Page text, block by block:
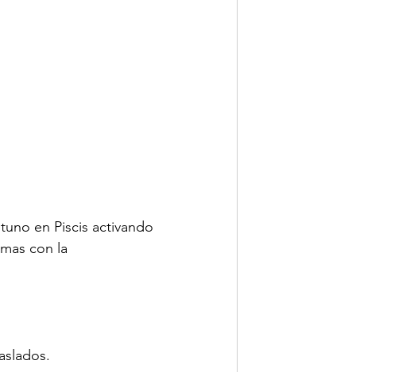
en Piscis activando
con la